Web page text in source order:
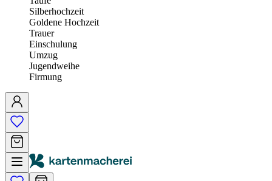
Silberhochzeit
Goldene Hochzeit
Trauer
Einschulung
Umzug
Jugendweihe
Firmung